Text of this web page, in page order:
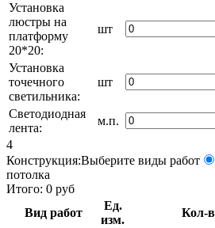
Установка
люстры на
платформу
20*20:
шт
Установка
точечного
светильника:
шт
Светодиодная
лента:
м.п.
4
Конструкция:Выберите виды работ
потолка
Итого: 0 руб
Вид работ
Ед.
изм.
Кол-